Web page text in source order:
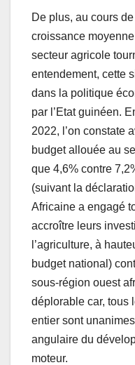
De plus, au cours
croissance
secteur agricole
entendement, cette
dans la politique
par l’Etat guinéen.
2022, l’on constate
budget allouée au
que 4,6% contre
(suivant la
Africaine a engagé
accroître leurs
l’agriculture, à
budget national)
sous-région ouest
déplorable car, tous
entier sont
angulaire du
moteur.